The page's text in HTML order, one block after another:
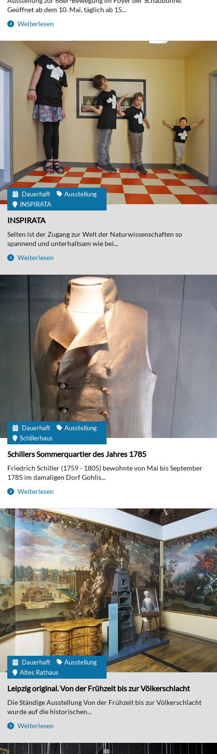
Geöffnet ab dem 10. Mai, täglich ab 15...
Weiterlesen
Dauerhaft
Ausstellung
INSPIRATA
INSPIRATA
Selten ist der Zugang zur Welt der Naturwissenschaften so
spannend und unterhaltsam wie bei...
Weiterlesen
Dauerhaft
Ausstellung
Schillerhaus
Schillers Sommerquartier des Jahres 1785
Friedrich Schiller (1759 - 1805) bewohnte von Mai bis September
1785 im damaligen Dorf Gohlis...
Weiterlesen
Dauerhaft
Ausstellung
Altes Rathaus
Leipzig original. Von der Frühzeit bis zur Völkerschlacht
Die Ständige Ausstellung Von der Frühzeit bis zur Völkerschlacht
wurde auf die historischen...
Weiterlesen